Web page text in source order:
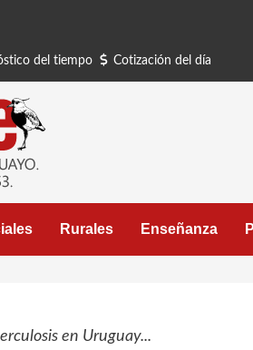
del tiempo Cotización del día
Rurales Enseñanza
en Uruguay...